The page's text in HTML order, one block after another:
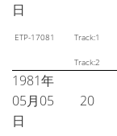
日
ETP-17081 Track:1
Track:2
1981年
05月05
日
20